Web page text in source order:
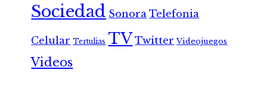
Sociedad Sonora Telefonia
Celular Tertulias TV Twitter Videojuegos
Videos